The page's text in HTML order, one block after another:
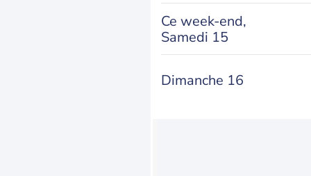
Ce week-end,
Samedi 15
Dimanche 16